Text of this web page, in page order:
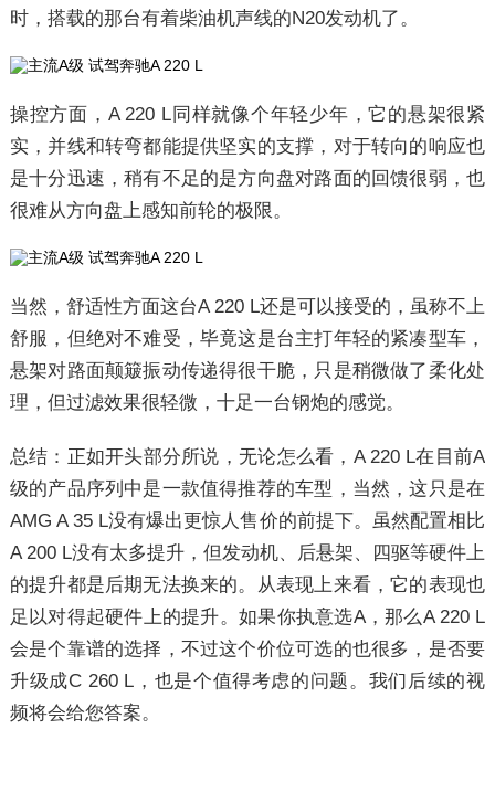
时，搭载的那台有着柴油机声线的N20发动机了。
操控方面，A 220 L同样就像个年轻少年，它的悬架很紧
实，并线和转弯都能提供坚实的支撑，对于转向的响应也
是十分迅速，稍有不足的是方向盘对路面的回馈很弱，也
很难从方向盘上感知前轮的极限。
当然，舒适性方面这台A 220 L还是可以接受的，虽称不上
舒服，但绝对不难受，毕竟这是台主打年轻的紧凑型车，
悬架对路面颠簸振动传递得很干脆，只是稍微做了柔化处
理，但过滤效果很轻微，十足一台钢炮的感觉。
总结：正如开头部分所说，无论怎么看，A 220 L在目前A
级的产品序列中是一款值得推荐的车型，当然，这只是在
AMG A 35 L没有爆出更惊人售价的前提下。虽然配置相比
A 200 L没有太多提升，但发动机、后悬架、四驱等硬件上
的提升都是后期无法换来的。从表现上来看，它的表现也
足以对得起硬件上的提升。如果你执意选A，那么A 220 L
会是个靠谱的选择，不过这个价位可选的也很多，是否要
升级成C 260 L，也是个值得考虑的问题。我们后续的视
频将会给您答案。